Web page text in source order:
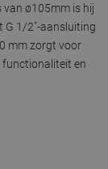
van ø105mm is hij
G 1/2"-aansluiting
mm zorgt voor
functionaliteit en